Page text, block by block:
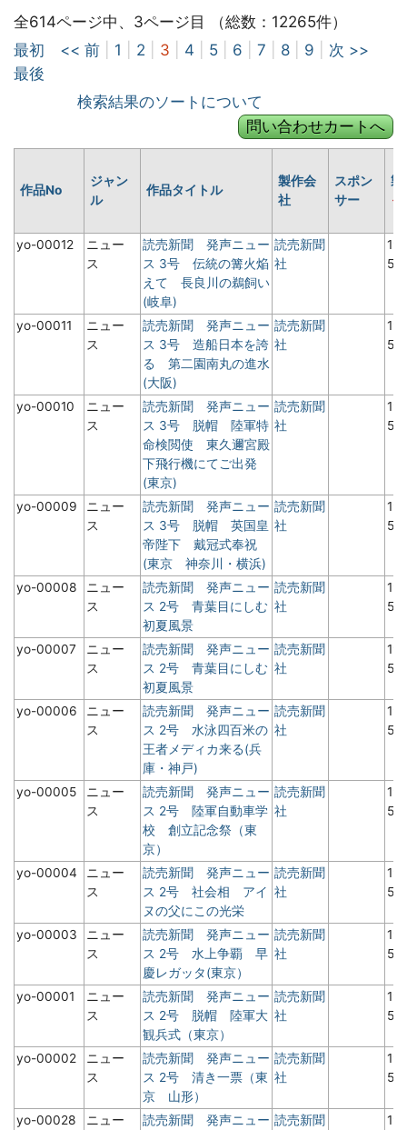
全614ページ中、3ページ目 （総数：12265件）
最初
<< 前 1 2 3 4 5 6 7 8 9
次 >>
最後
検索結果のソートについて
作品No
ジャン
ル
作品タイトル
製作会
社
スポン
サー
製
yo-00012
ニュー
ス
読売新聞 発声ニュー
ス 3号 伝統の篝火焔
えて 長良川の鵜飼い
(岐阜)
読売新聞
社
5
yo-00011
ニュー
ス
読売新聞 発声ニュー
ス 3号 造船日本を誇
る 第二園南丸の進水
(大阪)
読売新聞
社
5
yo-00010
ニュー
ス
読売新聞 発声ニュー
ス 3号 脱帽 陸軍特
命検閲使 東久邇宮殿
下飛行機にてご出発
(東京)
読売新聞
社
5
yo-00009
ニュー
ス
読売新聞 発声ニュー
ス 3号 脱帽 英国皇
帝陛下 戴冠式奉祝
(東京 神奈川・横浜)
読売新聞
社
5
yo-00008
ニュー
ス
読売新聞 発声ニュー
ス 2号 青葉目にしむ
初夏風景
読売新聞
社
5
yo-00007
ニュー
ス
読売新聞 発声ニュー
ス 2号 青葉目にしむ
初夏風景
読売新聞
社
5
yo-00006
ニュー
ス
読売新聞 発声ニュー
ス 2号 水泳四百米の
王者メディカ来る(兵
庫・神戸)
読売新聞
社
5
yo-00005
ニュー
ス
読売新聞 発声ニュー
ス 2号 陸軍自動車学
校 創立記念祭（東
京）
読売新聞
社
5
yo-00004
ニュー
ス
読売新聞 発声ニュー
ス 2号 社会相 アイ
ヌの父にこの光栄
読売新聞
社
5
yo-00003
ニュー
ス
読売新聞 発声ニュー
ス 2号 水上争覇 早
慶レガッタ(東京）
読売新聞
社
5
yo-00001
ニュー
ス
読売新聞 発声ニュー
ス 2号 脱帽 陸軍大
観兵式（東京）
読売新聞
社
5
yo-00002
ニュー
ス
読売新聞 発声ニュー
ス 2号 清き一票（東
京 山形）
読売新聞
社
5
yo-00028
ニュー
読売新聞 発声ニュー 読売新聞